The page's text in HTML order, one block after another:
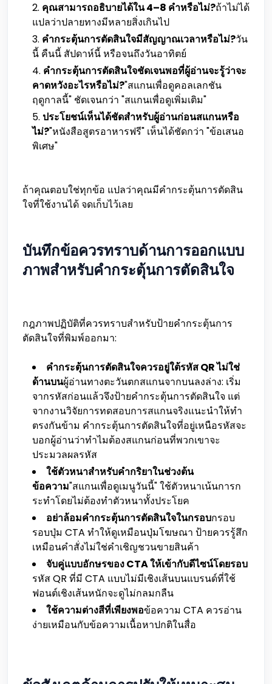
คุณสามารถอธิบายได้ใน 4–8 คำหรือไม่?ถ้าไม่ได้
แปลว่าปลายทางมีหลายสิ่งเกินไป
คำกระตุ้นการตัดสินใจมีสัญญาณเวลาหรือไม่?วัน
นี้ คืนนี้ สัปดาห์นี้ หรือจนถึงวันอาทิตย์
คำกระตุ้นการตัดสินใจชัดเจนพอที่ผู้อ่านจะรู้ว่าจะ
คาดหวังอะไรหรือไม่?"สแกนเพื่อดูคอลเลกชัน
ฤดูกาลนี้" ชัดเจนกว่า "สแกนเพื่อดูเพิ่มเติม"
ประโยชน์เห็นได้ชัดสำหรับผู้อ่านก่อนสแกนหรือ
ไม่?"หนังสือสูตรอาหารฟรี" เห็นได้ชัดกว่า "ข้อเสนอ
พิเศษ"
ถ้าคุณตอบใช่ทุกข้อ แปลว่าคุณมีคำกระตุ้นการตัดสิน
ใจที่ใช้งานได้ จดเก็บไว้เลย
บันทึกข้อควรทราบด้านการออกแบบ
ภาพสำหรับคำกระตุ้นการตัดสินใจ
กฎภาพปฏิบัติที่ควรทราบสำหรับป้ายคำกระตุ้นการ
ตัดสินใจที่พิมพ์ออกมา:
คำกระตุ้นการตัดสินใจควรอยู่ใต้รหัส QR ไม่ใช่
ด้านบนผู้อ่านทางตะวันตกสแกนจากบนลงล่าง: เริ่ม
จากรหัสก่อนแล้วจึงป้ายคำกระตุ้นการตัดสินใจ แต่
จากงานวิจัยการทดสอบการสแกนจริงแนะนำให้ทำ
ตรงกันข้าม คำกระตุ้นการตัดสินใจที่อยู่เหนือรหัสจะ
บอกผู้อ่านว่าทำไมต้องสแกนก่อนที่พวกเขาจะ
ประมวลผลรหัส
ใช้ตัวหนาสำหรับคำกริยาในช่วงต้น
ข้อความ"สแกนเพื่อดูเมนูวันนี้" ใช้ตัวหนาเน้นการก
ระทำโดยไม่ต้องทำตัวหนาทั้งประโยค
อย่าล้อมคำกระตุ้นการตัดสินใจในกรอบกรอบ
รอบปุ่ม CTA ทำให้ดูเหมือนปุ่มโฆษณา ป้ายควรรู้สึก
เหมือนคำสั่งไม่ใช่คำเชิญชวนขายสินค้า
จับคู่แบบอักษรของ CTA ให้เข้ากับดีไซน์โดยรอบ
รหัส QR ที่มี CTA แบบไม่มีเชิงเส้นบนแบรนด์ที่ใช้
ฟอนต์เชิงเส้นหนักจะดูไม่กลมกลืน
ใช้ความต่างสีที่เพียงพอข้อความ CTA ควรอ่าน
ง่ายเหมือนกับข้อความเนื้อหาปกติในสื่อ